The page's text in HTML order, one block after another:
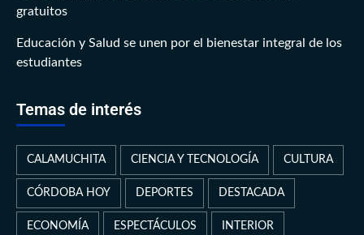
gratuitos
Educación y Salud se unen por el bienestar integral de los
estudiantes
Temas de interés
CALAMUCHITA CIENCIA Y TECNOLOGÍA CULTURA
CÓRDOBA HOY DEPORTES DESTACADA
ECONOMÍA ESPECTÁCULOS INTERIOR